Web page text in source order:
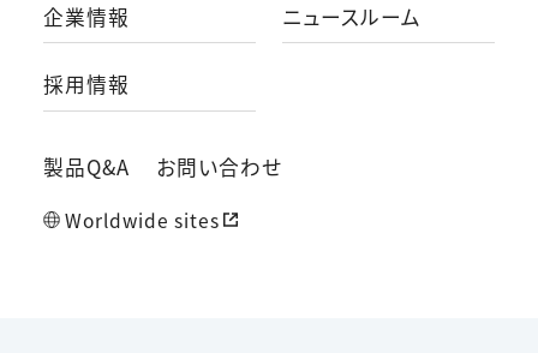
企業情報 ニュースルーム
採用情報
製品Q&A お問い合わせ
Worldwide sites